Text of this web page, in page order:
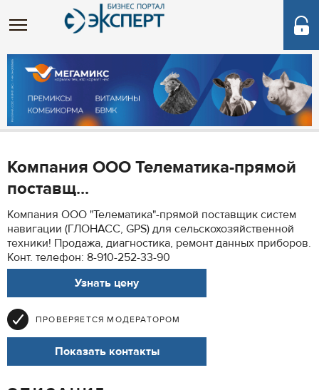
Компания ООО Телематика-прямой
поставщ...
Компания ООО "Телематика"-прямой поставщик систем
навигации (ГЛОНАСС, GPS) для сельскохозяйственной
техники! Продажа, диагностика, ремонт данных приборов.
Конт. телефон: 8-910-252-33-90
Узнать цену
ПРОВЕРЯЕТСЯ МОДЕРАТОРОМ
Показать контакты